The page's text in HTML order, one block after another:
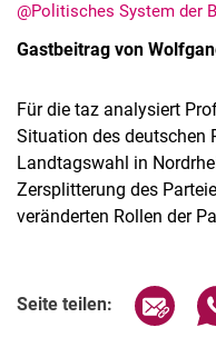
Alle Meldungen
Alle Termine
@Politisches System der
Gastbeitrag von
Für die taz analysiert
Situation des deutschen
Landtagswahl in
Zersplitterung des
veränderten Rollen der
Seite teilen: